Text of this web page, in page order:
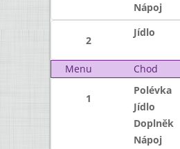
Nápoj
2
Jídlo
Menu Chod
1
Polévka
Jídlo
Doplněk
Nápoj